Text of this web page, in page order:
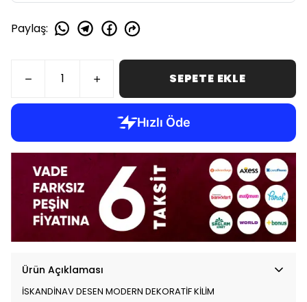
Paylaş:
SEPETE EKLE
Ürün Açıklaması
İSKANDİNAV DESEN MODERN DEKORATİF KİLİM